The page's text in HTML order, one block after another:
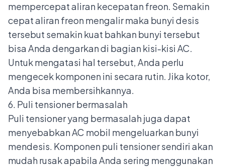
mempercepat aliran kecepatan freon. Semakin
cepat aliran freon mengalir maka bunyi desis
tersebut semakin kuat bahkan bunyi tersebut
bisa Anda dengarkan di bagian kisi-kisi AC.
Untuk mengatasi hal tersebut, Anda perlu
mengecek komponen ini secara rutin. Jika kotor,
Anda bisa membersihkannya.
6. Puli tensioner bermasalah
Puli tensioner yang bermasalah juga dapat
menyebabkan AC mobil mengeluarkan bunyi
mendesis. Komponen puli tensioner sendiri akan
mudah rusak apabila Anda sering menggunakan